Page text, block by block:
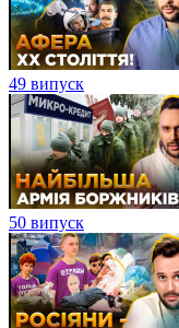
49 випуск
50 випуск